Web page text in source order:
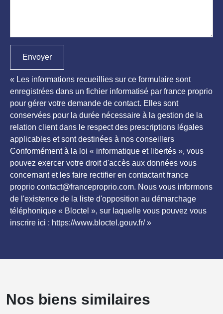
Envoyer
« Les informations recueillies sur ce formulaire sont
enregistrées dans un fichier informatisé par france proprio
pour gérer votre demande de contact. Elles sont
conservées pour la durée nécessaire à la gestion de la
relation client dans le respect des prescriptions légales
applicables et sont destinées à nos conseillers
Conformément à la loi « informatique et libertés », vous
pouvez exercer votre droit d'accès aux données vous
concernant et les faire rectifier en contactant france
proprio contact@franceproprio.com. Nous vous informons
de l'existence de la liste d'opposition au démarchage
téléphonique « Bloctel », sur laquelle vous pouvez vous
inscrire ici : https://www.bloctel.gouv.fr/ »
Nos biens similaires